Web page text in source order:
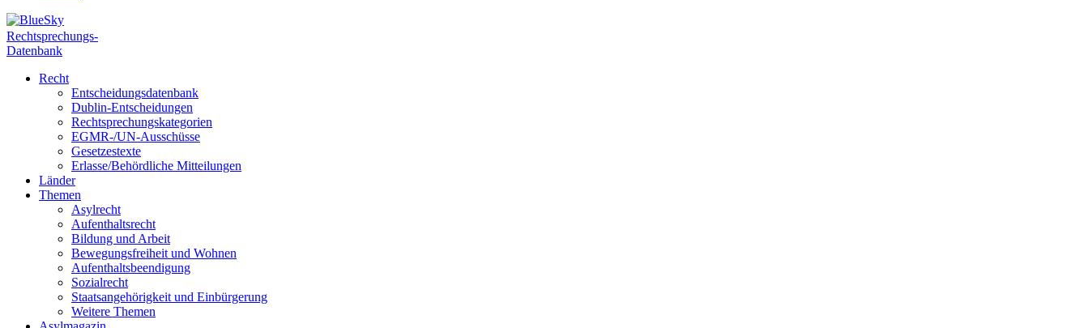
Rechtsprechungs-
Datenbank
Recht
Entscheidungsdatenbank
Dublin-Entscheidungen
Rechtsprechungskategorien
EGMR-/UN-Ausschüsse
Gesetzestexte
Erlasse/Behördliche Mitteilungen
Länder
Themen
Asylrecht
Aufenthaltsrecht
Bildung und Arbeit
Bewegungsfreiheit und Wohnen
Aufenthaltsbeendigung
Sozialrecht
Staatsangehörigkeit und Einbürgerung
Weitere Themen